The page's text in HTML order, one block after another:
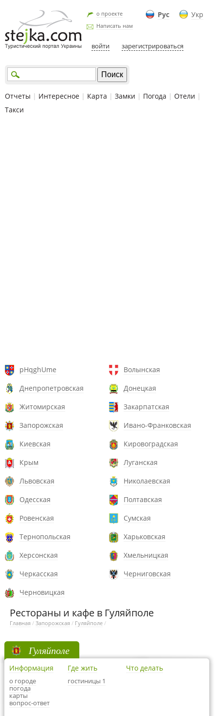
Рус Укр
о проекте
Написать нам
войти зарегистрироваться
Отчеты | Интересное | Карта | Замки | Погода | Отели |
Такси
pHqghUme
Волынская
Днепропетровская
Донецкая
Житомирская
Закарпатская
Запорожская
Ивано-Франковская
Киевская
Кировоградская
Крым
Луганская
Львовская
Николаевская
Одесская
Полтавская
Ровенская
Сумская
Тернопольская
Харьковская
Херсонская
Хмельницкая
Черкасская
Черниговская
Черновицкая
Рестораны и кафе в Гуляйполе
Главная / Запорожская / Гуляйполе /
Гуляйполе
Информация
о городе
погода
карты
вопрос-ответ
Где жить
гостиницы 1
Что делать